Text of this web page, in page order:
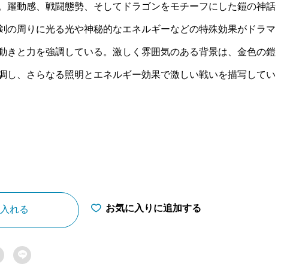
躍動感、戦闘態勢、そしてドラゴンをモチーフにした鎧の神話
の周りに光る光や神秘的なエネルギーなどの特殊効果がドラマ
きと力を強調している。激しく雰囲気のある背景は、金色の鎧
し、さらなる照明とエネルギー効果で激しい戦いを描写してい
れる お気に入りに追加する
